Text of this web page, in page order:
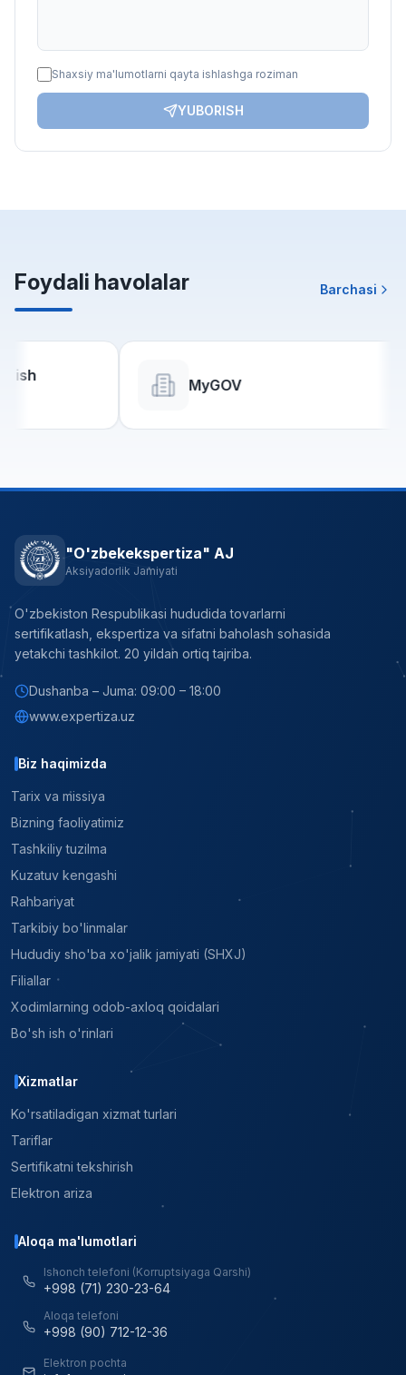
Shaxsiy ma'lumotlarni qayta ishlashga roziman
YUBORISH
Foydali havolalar Barchasi
MyGOV
"O'zbekekspertiza" AJ
Aksiyadorlik Jamiyati
O'zbekiston Respublikasi hududida tovarlarni
sertifikatlash, ekspertiza va sifatni baholash sohasida
yetakchi tashkilot. 20 yildan ortiq tajriba.
Dushanba – Juma: 09:00 – 18:00
www.expertiza.uz
Biz haqimizda
Tarix va missiya
Bizning faoliyatimiz
Tashkiliy tuzilma
Kuzatuv kengashi
Rahbariyat
Tarkibiy bo'linmalar
Hududiy sho'ba xo'jalik jamiyati (SHXJ)
Filiallar
Xodimlarning odob-axloq qoidalari
Bo'sh ish o'rinlari
Xizmatlar
Ko'rsatiladigan xizmat turlari
Tariflar
Sertifikatni tekshirish
Elektron ariza
Aloqa ma'lumotlari
Ishonch telefoni (Korruptsiyaga Qarshi)
+998 (71) 230-23-64
Aloqa telefoni
+998 (90) 712-12-36
Elektron pochta